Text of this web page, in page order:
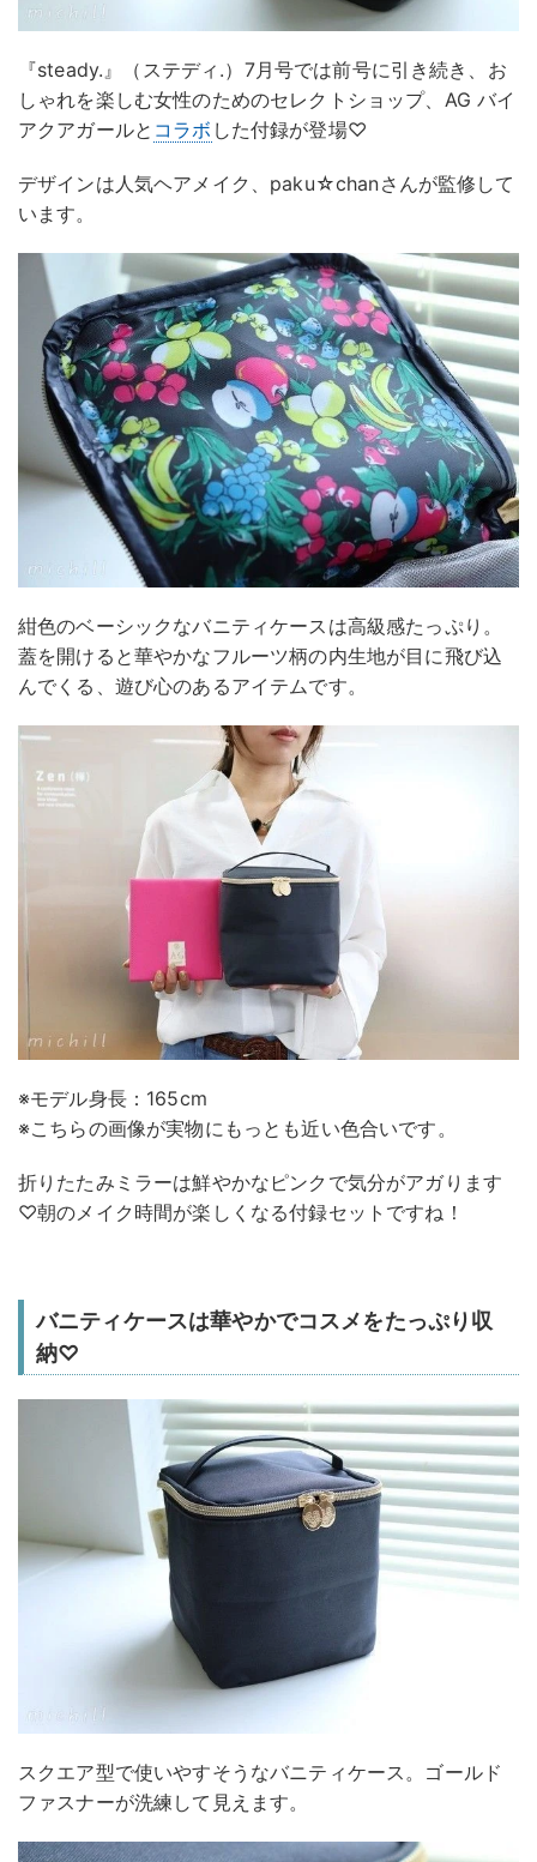
『steady.』（ステディ.）7月号では前号に引き続き、お
しゃれを楽しむ女性のためのセレクトショップ、AG バイ
アクアガールと コラボ した付録が登場♡
デザインは人気ヘアメイク、paku☆chanさんが監修して
います。
紺色のベーシックなバニティケースは高級感たっぷり。
蓋を開けると華やかなフルーツ柄の内生地が目に飛び込
んでくる、遊び心のあるアイテムです。
※モデル身長：165cm
※こちらの画像が実物にもっとも近い色合いです。
折りたたみミラーは鮮やかなピンクで気分がアガります
♡朝のメイク時間が楽しくなる付録セットですね！
バニティケースは華やかでコスメをたっぷり収
納♡
スクエア型で使いやすそうなバニティケース。ゴールド
ファスナーが洗練して見えます。